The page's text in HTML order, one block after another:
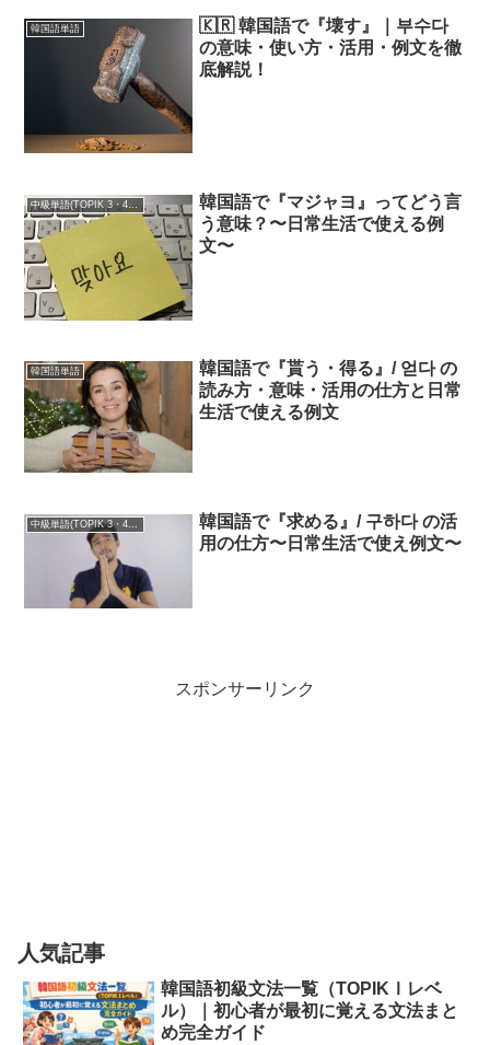
韓国語単語
🇰🇷 韓国語で『壊す』｜부수다
の意味・使い方・活用・例文を徹
底解説！
中級単語(TOPIK 3・4級)
韓国語で『マジャヨ』ってどう言
う意味？〜日常生活で使える例
文〜
韓国語単語
韓国語で『貰う・得る』/ 얻다 の
読み方・意味・活用の仕方と日常
生活で使える例文
韓国語で『求める』/ 구하다 の活
用の仕方〜日常生活で使え例文〜
スポンサーリンク
人気記事
韓国語初級文法一覧（TOPIKⅠレベ
ル）｜初心者が最初に覚える文法まと
め完全ガイド